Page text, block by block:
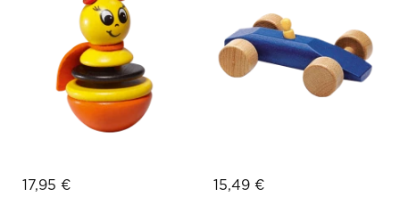
17,95 € 15,49 €